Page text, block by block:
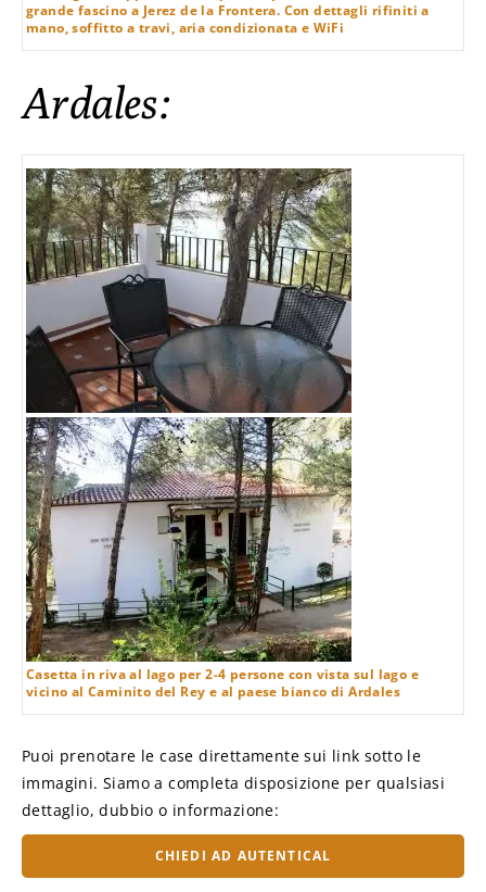
grande fascino a Jerez de la Frontera. Con dettagli rifiniti a
mano, soffitto a travi, aria condizionata e WiFi
Ardales:
Casetta in riva al lago per 2-4 persone con vista sul lago e
vicino al Caminito del Rey e al paese bianco di Ardales
Puoi prenotare le case direttamente sui link sotto le
immagini. Siamo a completa disposizione per qualsiasi
dettaglio, dubbio o informazione:
CHIEDI AD AUTENTICAL